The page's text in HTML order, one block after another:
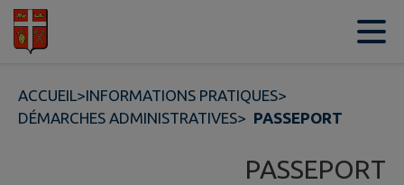
Contenu
ACCUEIL>INFORMATIONS PRATIQUES>
DÉMARCHES ADMINISTRATIVES> PASSEPORT
PASSEPORT